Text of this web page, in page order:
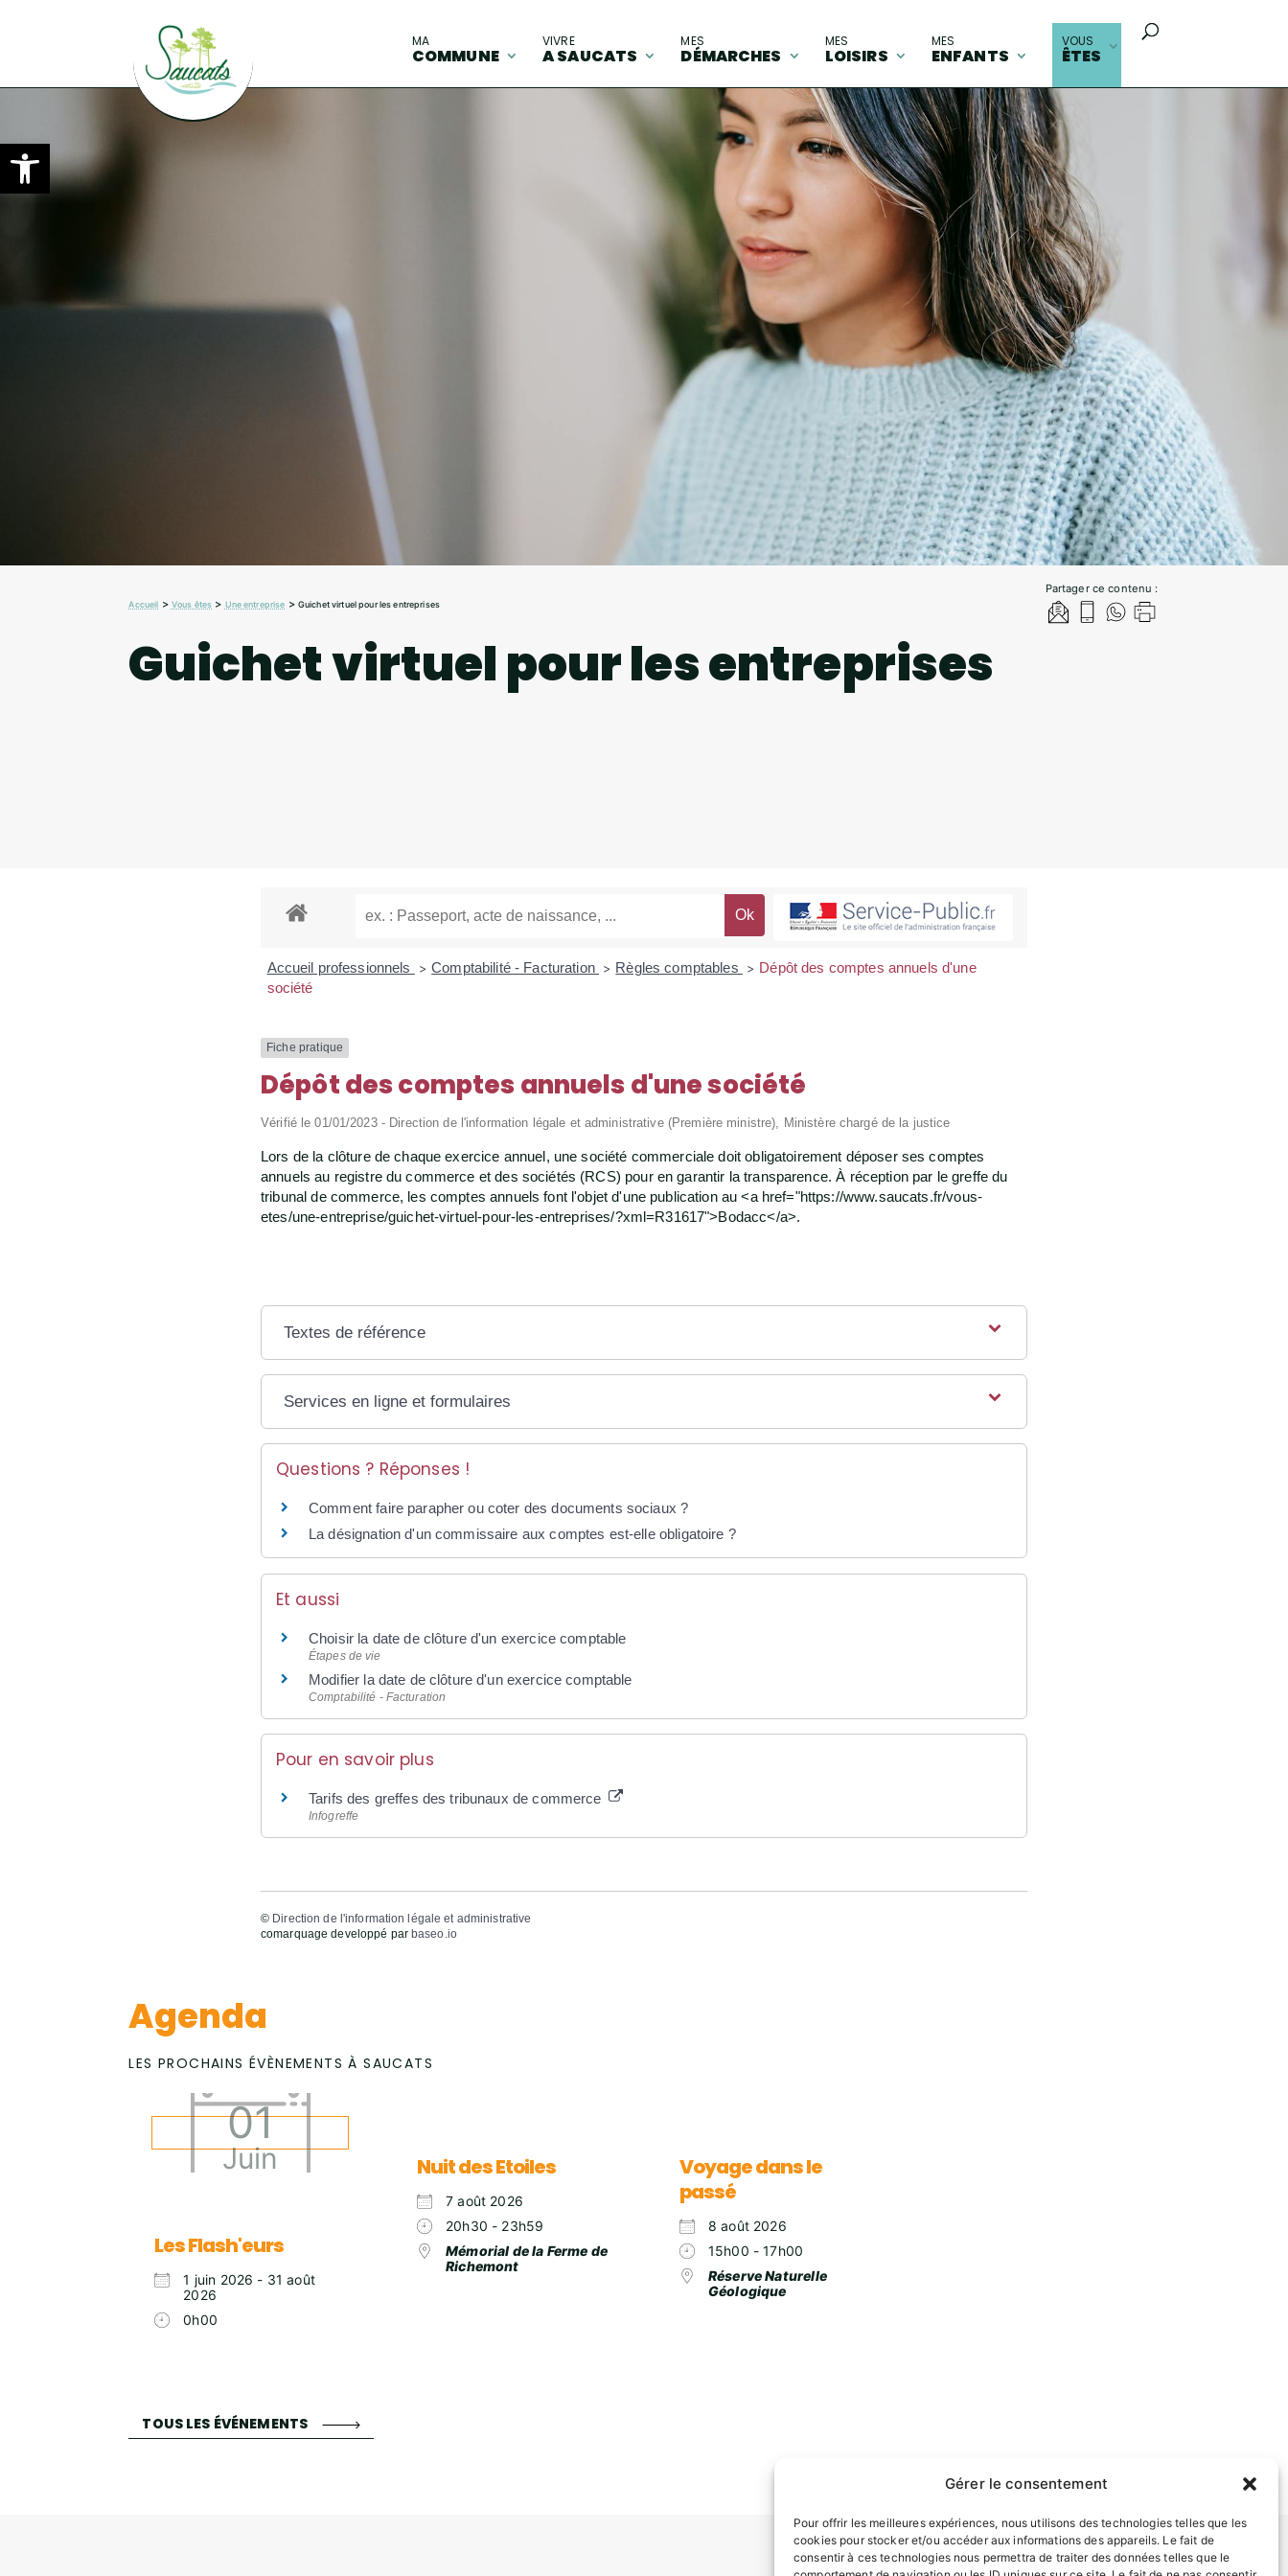
Ouvrir la barre d’outils
Gérer le consentement
Pour offrir les meilleures expériences, nous utilisons des technologies telles que les
cookies pour stocker et/ou accéder aux informations des appareils. Le fait de
consentir à ces technologies nous permettra de traiter des données telles que le
MA
COMMUNE
VIVRE
A SAUCATS
MES
DÉMARCHES
MES
LOISIRS
MES
ENFANTS
VOUS
ÊTES
Partager ce contenu :
Accueil > Vous êtes > Une entreprise > Guichet virtuel pour les entreprises
Guichet virtuel pour les entreprises
Accueil professionnels > Comptabilité - Facturation > Règles comptables > Dépôt des comptes annuels d'une
société
Fiche pratique
Dépôt des comptes annuels d'une société
Vérifié le 01/01/2023 - Direction de l'information légale et administrative (Première ministre), Ministère chargé de la justice
Lors de la clôture de chaque exercice annuel, une société commerciale doit obligatoirement déposer ses comptes
annuels au registre du commerce et des sociétés (RCS) pour en garantir la transparence. À réception par le greffe du
tribunal de commerce, les comptes annuels font l'objet d'une publication au <a href="https://www.saucats.fr/vous-
etes/une-entreprise/guichet-virtuel-pour-les-entreprises/?xml=R31617">Bodacc</a>.
Textes de référence
Services en ligne et formulaires
Questions ? Réponses !
Comment faire parapher ou coter des documents sociaux ?
La désignation d'un commissaire aux comptes est-elle obligatoire ?
Et aussi
Choisir la date de clôture d'un exercice comptable
Étapes de vie
Modifier la date de clôture d'un exercice comptable
Comptabilité - Facturation
Pour en savoir plus
Tarifs des greffes des tribunaux de commerce
Infogreffe
© Direction de l'information légale et administrative
comarquage developpé par baseo.io
Agenda
LES PROCHAINS ÉVÈNEMENTS À SAUCATS
01
Juin
Les Flash'eurs
1 juin 2026 - 31 août
2026
0h00
Nuit des Etoiles
7 août 2026
20h30 - 23h59
Mémorial de la Ferme de
Richemont
Voyage dans le
passé
8 août 2026
15h00 - 17h00
Réserve Naturelle
Géologique
TOUS LES ÉVÉNEMENTS